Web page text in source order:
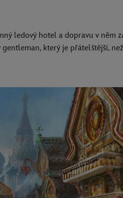
ledový hotel a dopravu v něm
který je přátelštější,